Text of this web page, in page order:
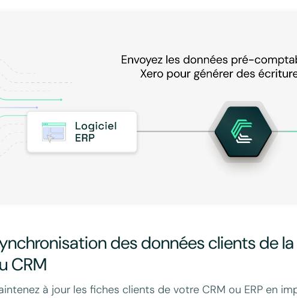
des données clients de
CRM
à jour les fiches clients de votre CRM ou ERP en